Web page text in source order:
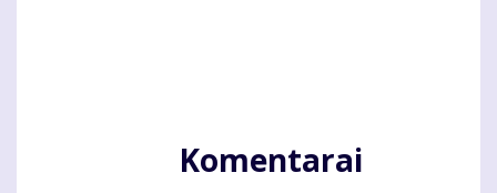
Komentarai